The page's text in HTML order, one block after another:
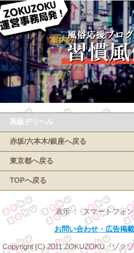
高級デリヘル
赤坂/六本木/銀座へ戻る
東京都へ戻る
TOPへ戻る
表示 ： スマートフ
お問い合わせ・広告掲
Copyright (C) 2011 ZOKUZOKU「ゾク